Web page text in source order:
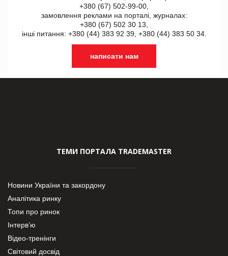
+380 (67) 502-99-00,
замовлення реклами на порталі, журналах:
+380 (67) 502 30 13,
інші питання: +380 (44) 383 92 39, +380 (44) 383 50 34.
написати нам
ТЕМИ ПОРТАЛА TRADEMASTER
Новини України та закордону
Аналітика ринку
Топи про ринок
Інтерв’ю
Відео-тренінги
Світовий досвід